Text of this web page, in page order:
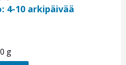
4-10 arkipäivää
g